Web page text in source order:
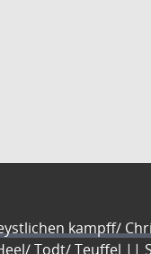
kampff/
Todt/ Teuffel ||